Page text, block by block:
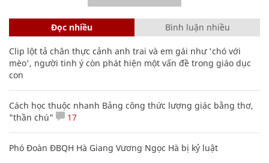
Đọc nhiều Bình luận nhiều
Clip lột tả chân thực cảnh anh trai và em gái như 'chó với
mèo', người tinh ý còn phát hiện một vấn đề trong giáo dục
con
Cách học thuộc nhanh Bảng công thức lượng giác bằng thơ,
"thần chú"
17
Phó Đoàn ĐBQH Hà Giang Vương Ngọc Hà bị kỷ luật